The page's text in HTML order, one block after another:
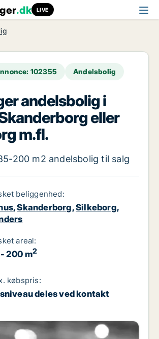
.dk LIVE
102355 Andelsbolig
andelsbolig i
eller
m.fl.
200 m2 andelsbolig til salg
beliggenhed:
,Skanderborg,Silkeborg,
areal:
200 m2
købspris:
deles ved kontakt